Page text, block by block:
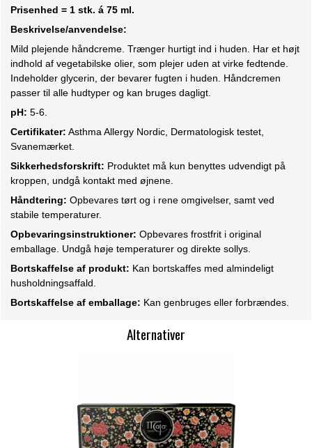
Prisenhed = 1 stk. á 75 ml.
Beskrivelse/anvendelse:
Mild plejende håndcreme. Trænger hurtigt ind i huden. Har et højt
indhold af vegetabilske olier, som plejer uden at virke fedtende.
Indeholder glycerin, der bevarer fugten i huden. Håndcremen
passer til alle hudtyper og kan bruges dagligt.
pH: 5-6.
Certifikater: Asthma Allergy Nordic, Dermatologisk testet,
Svanemærket.
Sikkerhedsforskrift: Produktet må kun benyttes udvendigt på
kroppen, undgå kontakt med øjnene.
Håndtering: Opbevares tørt og i rene omgivelser, samt ved
stabile temperaturer.
Opbevaringsinstruktioner: Opbevares frostfrit i original
emballage. Undgå høje temperaturer og direkte sollys.
Bortskaffelse af produkt: Kan bortskaffes med almindeligt
husholdningsaffald.
Bortskaffelse af emballage: Kan genbruges eller forbrændes.
Alternativer